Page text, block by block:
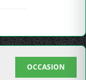
OCCASION